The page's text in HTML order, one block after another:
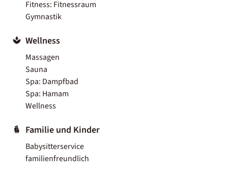
Fitness: Fitnessraum
Gymnastik
Wellness
Massagen
Sauna
Spa: Dampfbad
Spa: Hamam
Wellness
Familie und Kinder
Babysitterservice
familienfreundlich